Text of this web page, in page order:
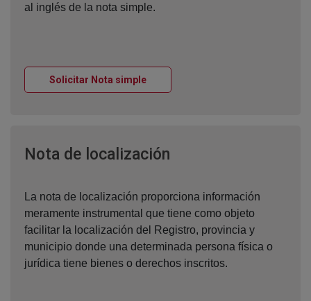
al inglés de la nota simple.
Solicitar Nota simpleVentana nueva
Nota de localización
La nota de localización proporciona información
meramente instrumental que tiene como objeto
facilitar la localización del Registro, provincia y
municipio donde una determinada persona física o
jurídica tiene bienes o derechos inscritos.